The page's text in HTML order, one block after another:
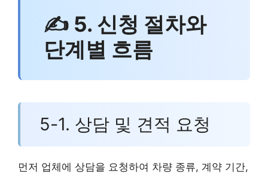
✍ 5. 신청 절차와
단계별 흐름
5-1. 상담 및 견적 요청
먼저 업체에 상담을 요청하여 차량 종류, 계약 기간,